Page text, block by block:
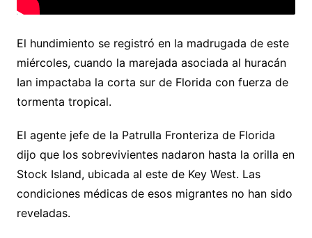
El hundimiento se registró en la madrugada de este
miércoles, cuando la marejada asociada al huracán
Ian impactaba la corta sur de Florida con fuerza de
tormenta tropical.
El agente jefe de la Patrulla Fronteriza de Florida
dijo que los sobrevivientes nadaron hasta la orilla en
Stock Island, ubicada al este de Key West. Las
condiciones médicas de esos migrantes no han sido
reveladas.